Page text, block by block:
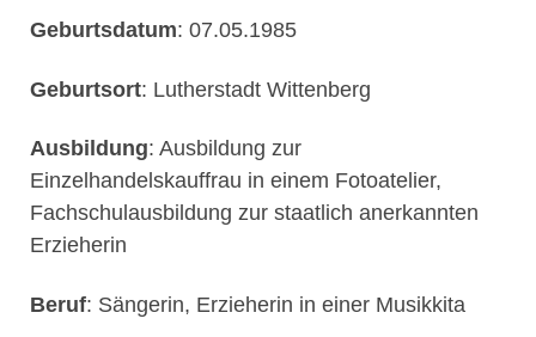
Geburtsdatum: 07.05.1985
Geburtsort: Lutherstadt Wittenberg
Ausbildung: Ausbildung zur
Einzelhandelskauffrau in einem Fotoatelier,
Fachschulausbildung zur staatlich anerkannten
Erzieherin
Beruf: Sängerin, Erzieherin in einer Musikkita